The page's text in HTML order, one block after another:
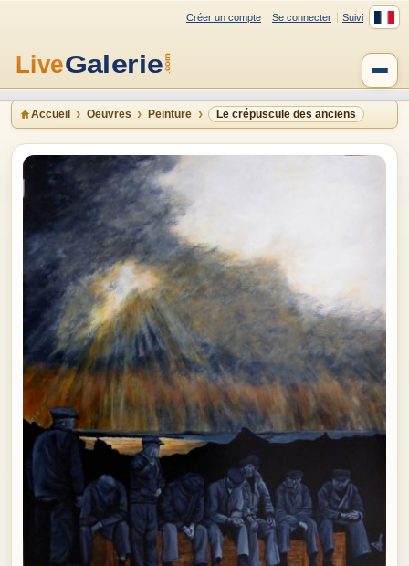
Créer un compte Se connecter Suivi
Accueil Oeuvres Peinture Le crépuscule des anciens